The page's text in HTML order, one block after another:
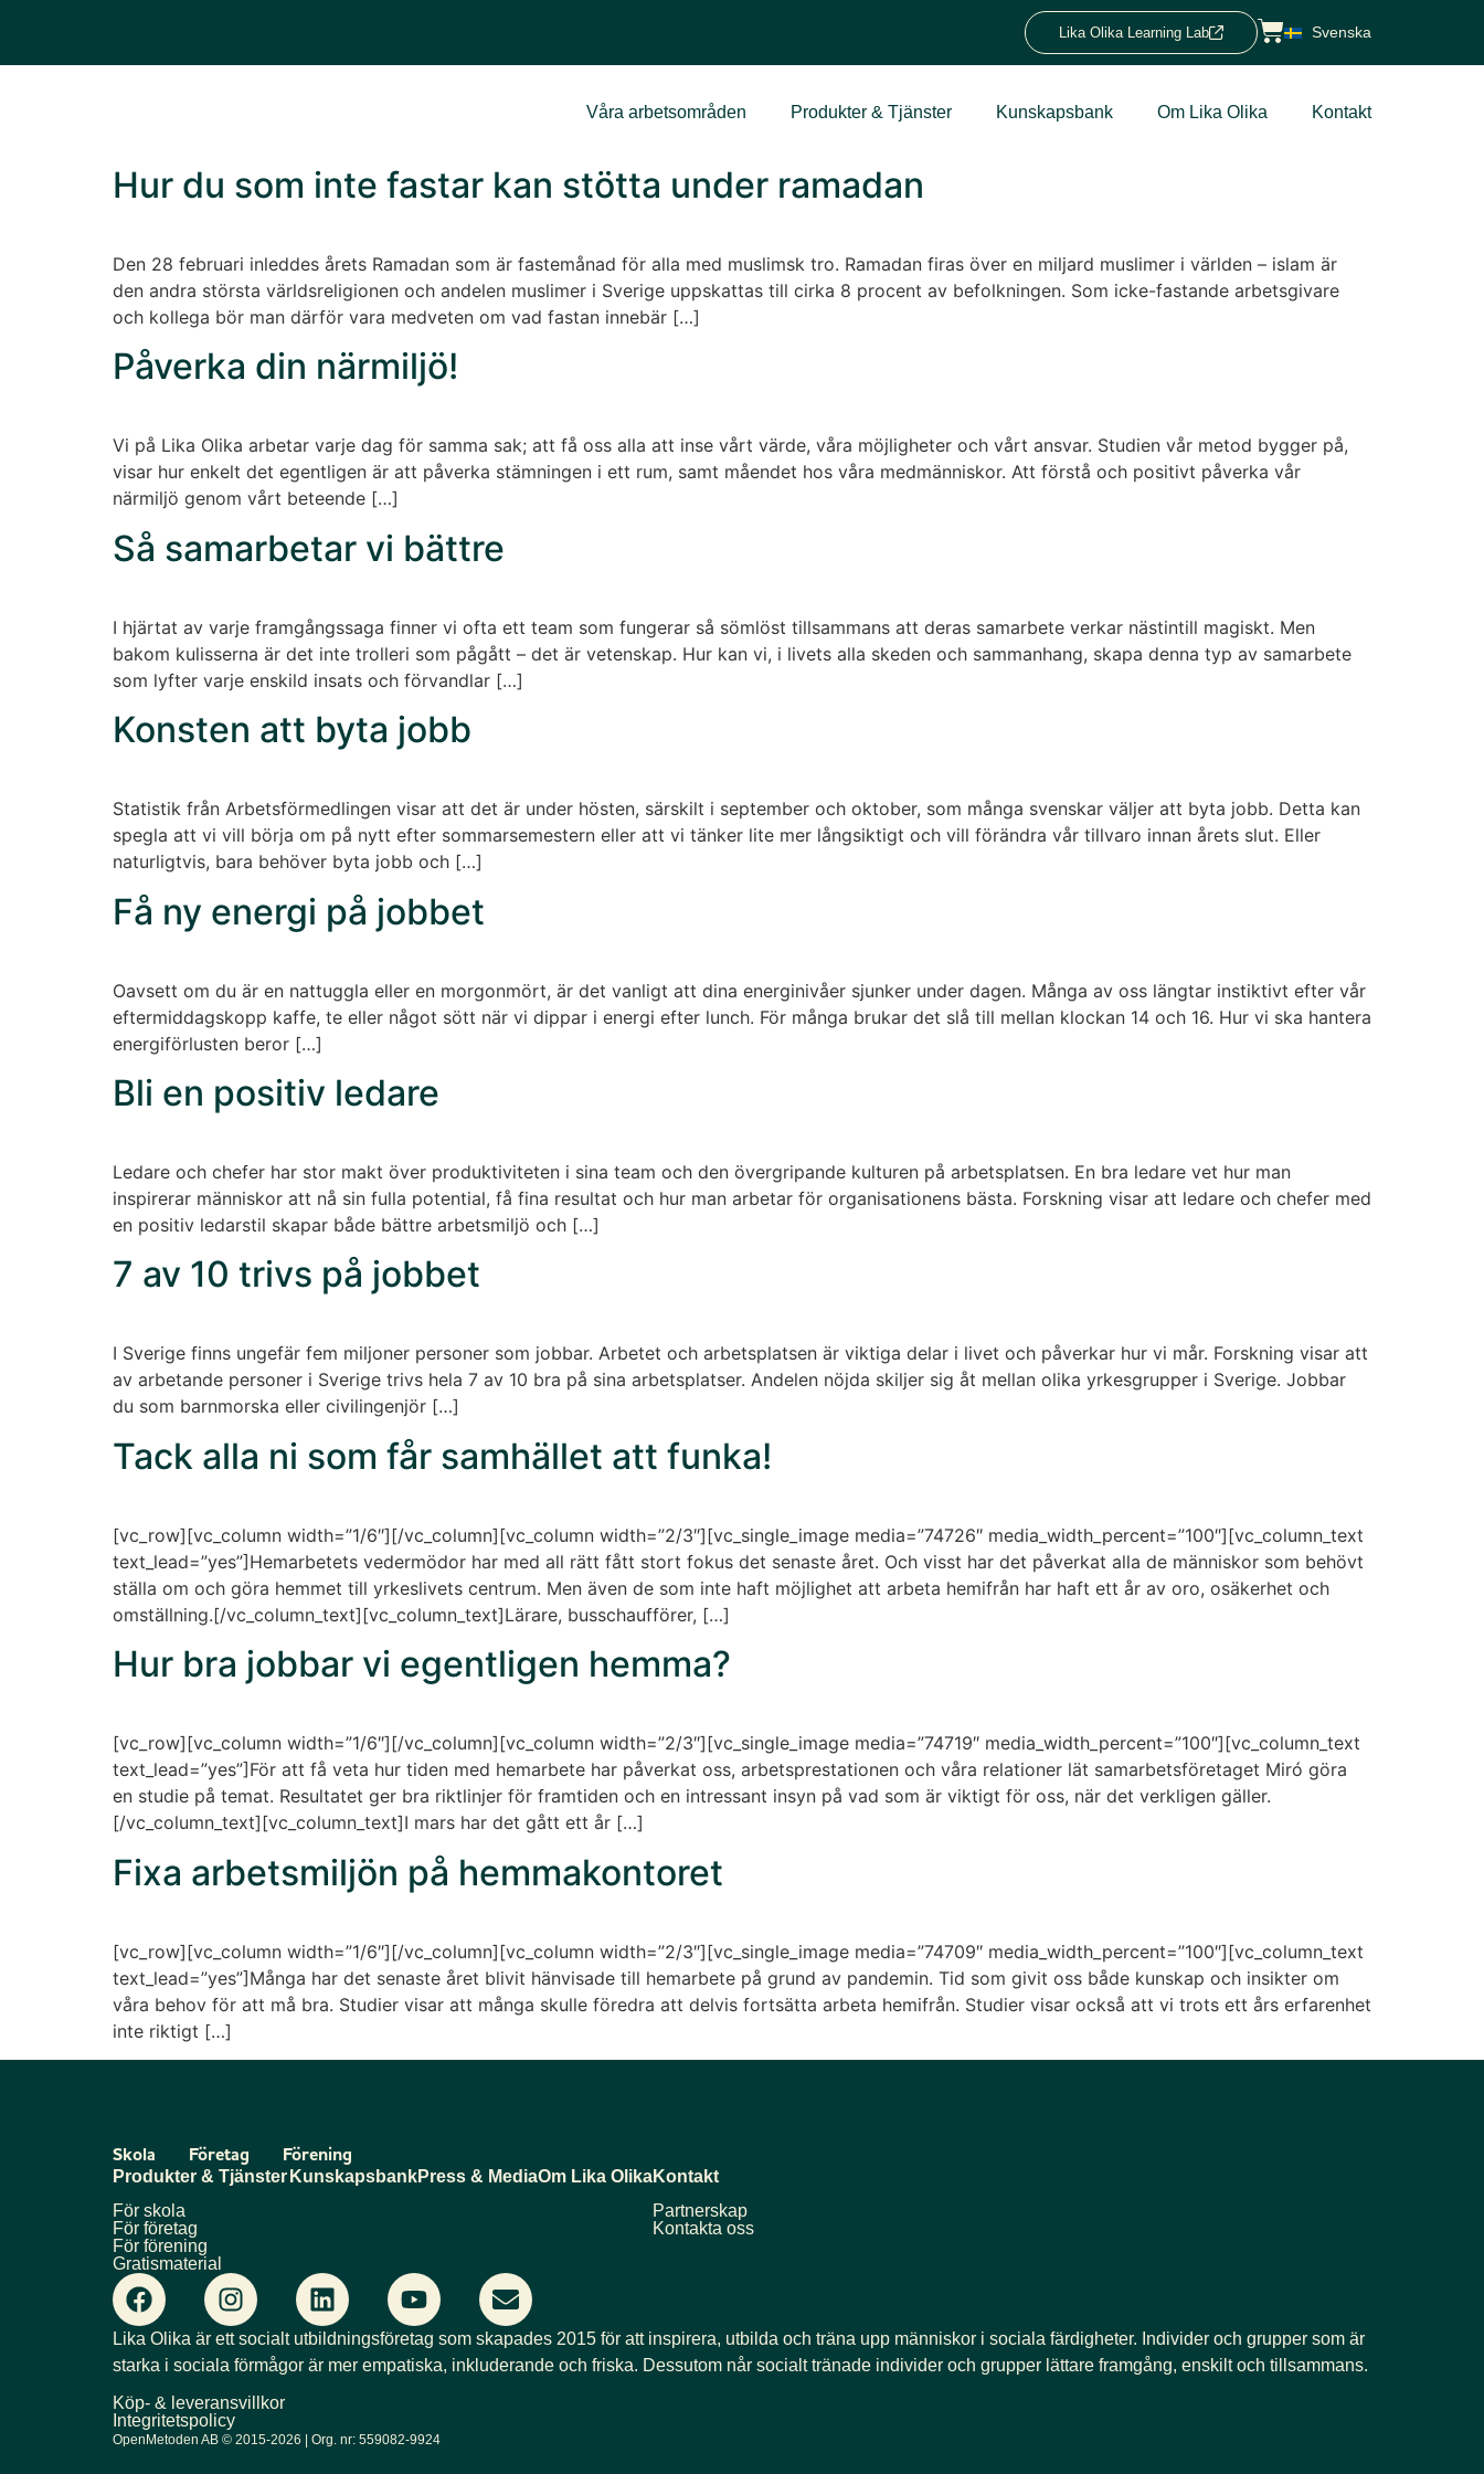
Lika Olika Learning Lab Svenska
Våra arbetsområden Produkter & Tjänster Kunskapsbank Om Lika Olika Kontakt
Hur du som inte fastar kan stötta under ramadan
Den 28 februari inleddes årets Ramadan som är fastemånad för alla med muslimsk tro. Ramadan firas över en miljard muslimer i världen – islam är
den andra största världsreligionen och andelen muslimer i Sverige uppskattas till cirka 8 procent av befolkningen. Som icke-fastande arbetsgivare
och kollega bör man därför vara medveten om vad fastan innebär […]
Påverka din närmiljö!
Vi på Lika Olika arbetar varje dag för samma sak; att få oss alla att inse vårt värde, våra möjligheter och vårt ansvar. Studien vår metod bygger på,
visar hur enkelt det egentligen är att påverka stämningen i ett rum, samt måendet hos våra medmänniskor. Att förstå och positivt påverka vår
närmiljö genom vårt beteende […]
Så samarbetar vi bättre
I hjärtat av varje framgångssaga finner vi ofta ett team som fungerar så sömlöst tillsammans att deras samarbete verkar nästintill magiskt. Men
bakom kulisserna är det inte trolleri som pågått – det är vetenskap. Hur kan vi, i livets alla skeden och sammanhang, skapa denna typ av samarbete
som lyfter varje enskild insats och förvandlar […]
Konsten att byta jobb
Statistik från Arbetsförmedlingen visar att det är under hösten, särskilt i september och oktober, som många svenskar väljer att byta jobb. Detta kan
spegla att vi vill börja om på nytt efter sommarsemestern eller att vi tänker lite mer långsiktigt och vill förändra vår tillvaro innan årets slut. Eller
naturligtvis, bara behöver byta jobb och […]
Få ny energi på jobbet
Oavsett om du är en nattuggla eller en morgonmört, är det vanligt att dina energinivåer sjunker under dagen. Många av oss längtar instiktivt efter vår
eftermiddagskopp kaffe, te eller något sött när vi dippar i energi efter lunch. För många brukar det slå till mellan klockan 14 och 16. Hur vi ska hantera
energiförlusten beror […]
Bli en positiv ledare
Ledare och chefer har stor makt över produktiviteten i sina team och den övergripande kulturen på arbetsplatsen. En bra ledare vet hur man
inspirerar människor att nå sin fulla potential, få fina resultat och hur man arbetar för organisationens bästa. Forskning visar att ledare och chefer med
en positiv ledarstil skapar både bättre arbetsmiljö och […]
7 av 10 trivs på jobbet
I Sverige finns ungefär fem miljoner personer som jobbar. Arbetet och arbetsplatsen är viktiga delar i livet och påverkar hur vi mår. Forskning visar att
av arbetande personer i Sverige trivs hela 7 av 10 bra på sina arbetsplatser. Andelen nöjda skiljer sig åt mellan olika yrkesgrupper i Sverige. Jobbar
du som barnmorska eller civilingenjör […]
Tack alla ni som får samhället att funka!
[vc_row][vc_column width=”1/6″][/vc_column][vc_column width=”2/3″][vc_single_image media=”74726″ media_width_percent=”100″][vc_column_text
text_lead=”yes”]Hemarbetets vedermödor har med all rätt fått stort fokus det senaste året. Och visst har det påverkat alla de människor som behövt
ställa om och göra hemmet till yrkeslivets centrum. Men även de som inte haft möjlighet att arbeta hemifrån har haft ett år av oro, osäkerhet och
omställning.[/vc_column_text][vc_column_text]Lärare, busschaufförer, […]
Hur bra jobbar vi egentligen hemma?
[vc_row][vc_column width=”1/6″][/vc_column][vc_column width=”2/3″][vc_single_image media=”74719″ media_width_percent=”100″][vc_column_text
text_lead=”yes”]För att få veta hur tiden med hemarbete har påverkat oss, arbetsprestationen och våra relationer lät samarbetsföretaget Miró göra
en studie på temat. Resultatet ger bra riktlinjer för framtiden och en intressant insyn på vad som är viktigt för oss, när det verkligen gäller.
[/vc_column_text][vc_column_text]I mars har det gått ett år […]
Fixa arbetsmiljön på hemmakontoret
[vc_row][vc_column width=”1/6″][/vc_column][vc_column width=”2/3″][vc_single_image media=”74709″ media_width_percent=”100″][vc_column_text
text_lead=”yes”]Många har det senaste året blivit hänvisade till hemarbete på grund av pandemin. Tid som givit oss både kunskap och insikter om
våra behov för att må bra. Studier visar att många skulle föredra att delvis fortsätta arbeta hemifrån. Studier visar också att vi trots ett års erfarenhet
inte riktigt […]
Skola Företag Förening
Produkter & Tjänster
För skola
För företag
För förening
Gratismaterial
KunskapsbankPress & MediaOm Lika OlikaKontakt
Partnerskap
Kontakta oss
Lika Olika är ett socialt utbildningsföretag som skapades 2015 för att inspirera, utbilda och träna upp människor i sociala färdigheter. Individer och grupper som är
starka i sociala förmågor är mer empatiska, inkluderande och friska. Dessutom når socialt tränade individer och grupper lättare framgång, enskilt och tillsammans.
Köp- & leveransvillkor
Integritetspolicy
OpenMetoden AB © 2015-2026 | Org. nr: 559082-9924